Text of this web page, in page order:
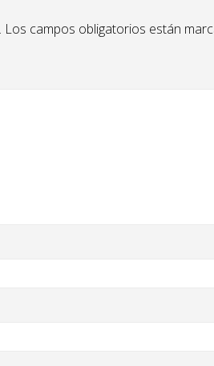
Los campos obligatorios están